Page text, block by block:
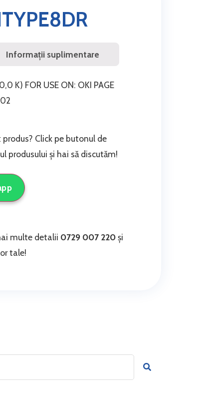
Informații suplimentare
K) FOR USE ON: OKI PAGE
Click pe butonul de
produsului și hai să discutăm!
multe detalii 0729 007 220și
tale!